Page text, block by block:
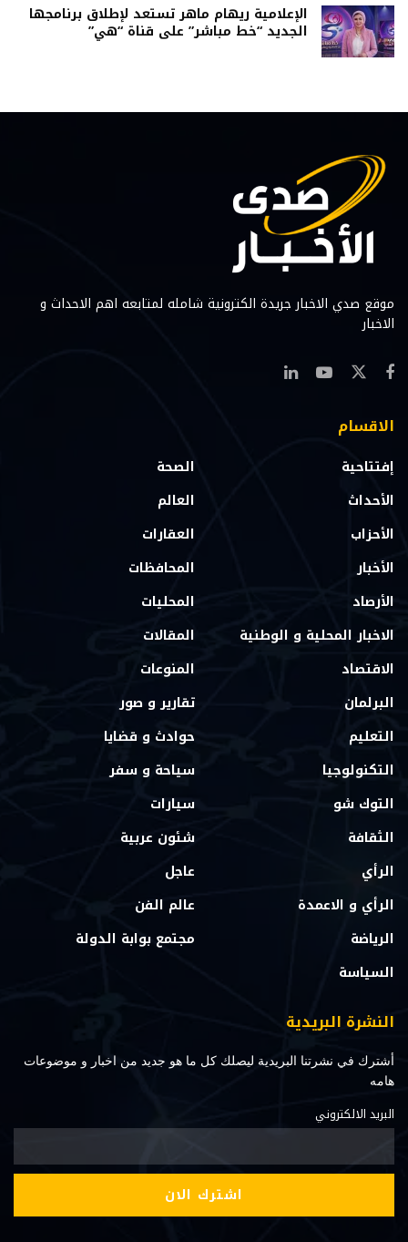
الإعلامية ريهام ماهر تستعد لإطلاق برنامجها
الجديد “خط مباشر” على قناة “هي”
موقع صدي الاخبار جريدة الكترونية شامله لمتابعه اهم الاحداث و
الاخبار
الاقسام
إفتتاحية
الأحداث
الأحزاب
الأخبار
الأرصاد
الاخبار المحلية و الوطنية
الاقتصاد
البرلمان
التعليم
التكنولوجيا
التوك شو
الثقافة
الرأي
الرأي و الاعمدة
الرياضة
السياسة
الصحة
العالم
العقارات
المحافظات
المحليات
المقالات
المنوعات
تقارير و صور
حوادث و قضايا
سياحة و سفر
سيارات
شئون عربية
عاجل
عالم الفن
مجتمع بوابة الدولة
النشرة البريدية
أشترك في نشرتنا البريدية ليصلك كل ما هو جديد من اخبار و موضوعات
هامه
البريد الالكتروني